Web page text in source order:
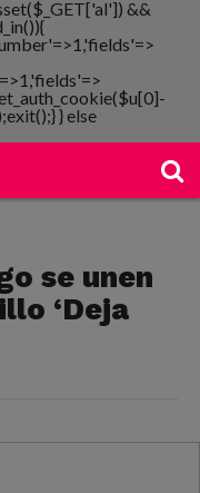
&&
} else
se unen
‘Deja